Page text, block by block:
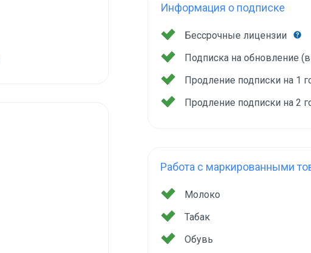
Информация о подписке
Бессрочные лицензии
Подписка на обновление
Продление подписки на 1
Продление подписки на 2
Работа с маркированными
Молоко
Табак
Обувь